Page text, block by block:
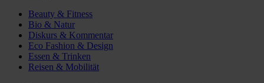
Beauty & Fitness
Bio & Natur
Diskurs & Kommentar
Eco Fashion & Design
Essen & Trinken
Reisen & Mobilität